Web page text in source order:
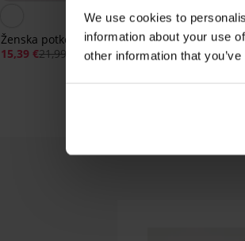
We use cookies to
information about your use
other information that
Ženska potkošulja ONLY Lea
15,39 €21,99 €
2PACK
Maren
18,89 €21,59 €